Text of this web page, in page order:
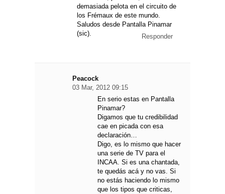
demasiada pelota en el circuito de
los Frémaux de este mundo.
Saludos desde Pantalla Pinamar
(sic).
Responder
Peacock
03 Mar, 2012 09:15
En serio estas en Pantalla
Pinamar?
Digamos que tu credibilidad
cae en picada con esa
declaración…
Digo, es lo mismo que hacer
una serie de TV para el
INCAA. Si es una chantada,
te quedás acá y no vas. Si
no estás haciendo lo mismo
que los tipos que criticas,